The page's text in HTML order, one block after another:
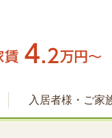
入居者様・ご家